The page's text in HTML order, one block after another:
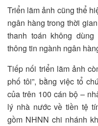
Triển lãm ảnh cũng thể
ngân hàng trong thời
thanh toán không
thông tin ngành ngân
Tiếp nối triển lãm ảnh
phố tôi”, bằng việc tổ
của trên 100 cán bộ –
lý nhà nước về tiền tệ
gồm NHNN chi nhánh